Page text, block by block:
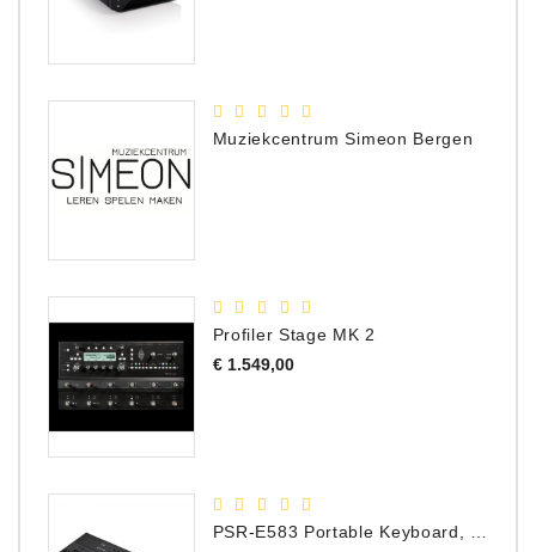
Muziekcentrum Simeon Bergen
Profiler Stage MK 2
€ 1.549,00Prijs